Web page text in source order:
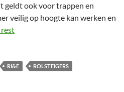
geldt ook voor trappen en
veilig op hoogte kan werken en
rest
RI&E
ROLSTEIGERS